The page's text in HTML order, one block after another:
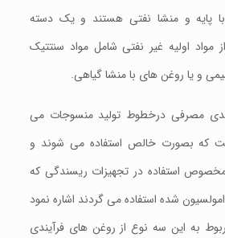
پایه و منشا نفتی هستند و یک دسته
مواد اولیه غیر نفتی شامل مواد سنتتیک
و یا روغن های با منشا گیاهی.
مصرفی درخطوط تولید منسوجات می
که بصورت خالص استفاده می شوند و
استفاده در تجهیزات ریسندگی که
شده استفاده می گردند اشاره نمود
به این سه نوع از روغن های فرآیندی